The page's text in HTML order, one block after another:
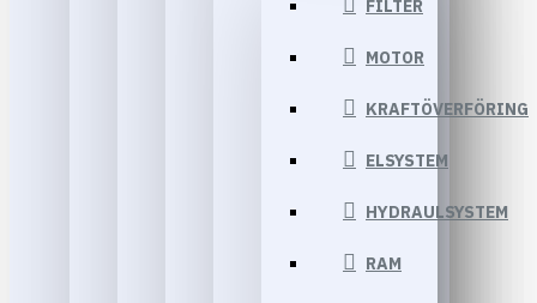
FILTER
MOTOR
KRAFTÖVERFÖRING
ELSYSTEM
HYDRAULSYSTEM
RAM